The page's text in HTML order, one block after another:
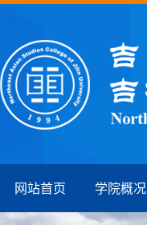
网站首页 学院概况